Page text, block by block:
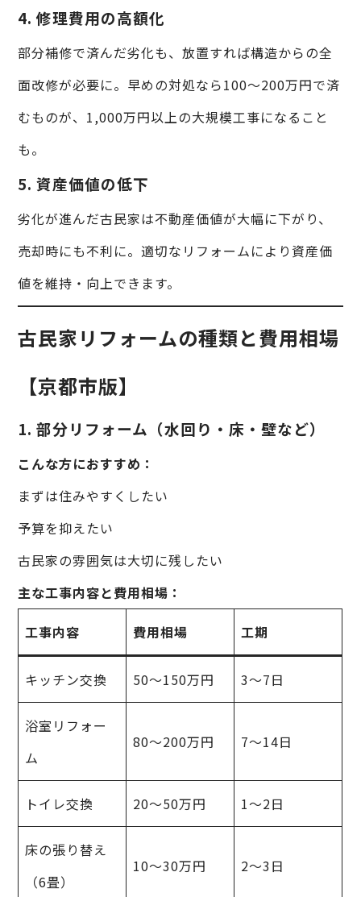
4. 修理費用の高額化
部分補修で済んだ劣化も、放置すれば構造からの全
面改修が必要に。早めの対処なら100〜200万円で済
むものが、1,000万円以上の大規模工事になること
も。
5. 資産価値の低下
劣化が進んだ古民家は不動産価値が大幅に下がり、
売却時にも不利に。適切なリフォームにより資産価
値を維持・向上できます。
古民家リフォームの種類と費用相場
【京都市版】
1. 部分リフォーム（水回り・床・壁など）
こんな方におすすめ：
まずは住みやすくしたい
予算を抑えたい
古民家の雰囲気は大切に残したい
主な工事内容と費用相場：
工事内容 費用相場 工期
キッチン交換 50〜150万円 3〜7日
浴室リフォー
ム
80〜200万円 7〜14日
トイレ交換 20〜50万円 1〜2日
床の張り替え
（6畳）
10〜30万円 2〜3日